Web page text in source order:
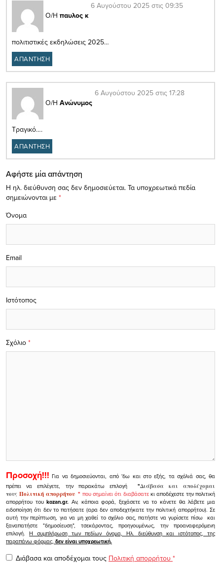
Ο/Η παυλος κ
6 Αυγούστου 2025 στις 09:35
πολιτιστικές εκδηλώσεις 2025…
ΑΠΑΝΤΗΣΗ
Ο/Η Ανώνυμος
6 Αυγούστου 2025 στις 17:28
Τραγικό….
ΑΠΑΝΤΗΣΗ
Αφήστε μία απάντηση
Η ηλ. διεύθυνση σας δεν δημοσιεύεται. Τα υποχρεωτικά πεδία
σημειώνονται με *
Σχόλιο *
Όνομα
Email
Ιστότοπος
Προσοχή!!! Για να δημοσιεύονται, από 'δω και στο εξής, τα σχόλιά σας, θα
πρέπει να επιλέγετε, την παρακάτω επιλογή
"Διάβασα και αποδέχομαι
τουςΠολιτική απορρήτου" που σημαίνει ότι διαβάσατεκι αποδέχεστε την πολιτική
απορρήτου τουkozan.gr. Αν, κάποια φορά, ξεχάσετε να το κάνετε θα λάβετε μια
ειδοποίηση ότι δεν το πατήσατε (αρα δεν αποδεχτήκατε την πολιτική απορρήτου). Σε
αυτή την περίπτωση, για να μη χαθεί το σχόλιο σας, πατήστε να γυρίσετε πίσω και
ξαναπατήστε "δημοσίευση", τσεκάροντας, προηγουμένως, την προαναφερόμενη
επιλογή.Η συμπλήρωση των πεδίων όνομα, Ηλ. διεύθυνση και ιστότοπος, της
παραπάνω φόρμας, δεν είναι υποχρεωτική.
Διάβασα και αποδέχομαι τους Πολιτική απορρήτου *